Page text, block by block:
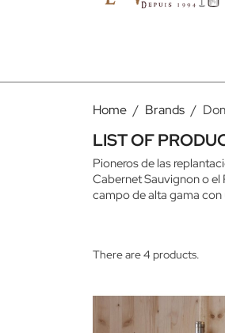
Home Brands
LIST OF
Pioneros de las
Cabernet Sauvignon o
campo de alta gama
There are 4 products.